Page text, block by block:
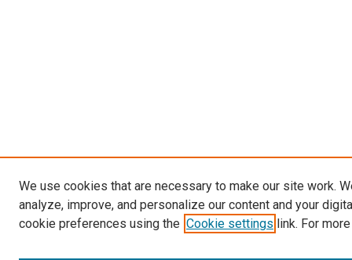
We use cookies that are necessary to make our site work.
analyze, improve, and personalize our content and your
cookie preferences using the Cookie settings link. For